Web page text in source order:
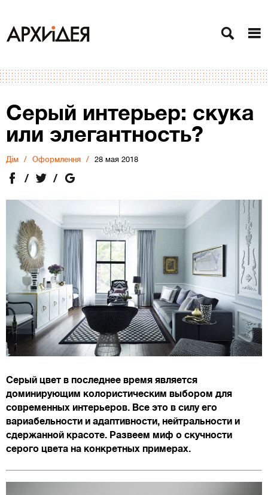
Серый интерьер: скука
или элегантность?
Дiм Оформлення 28 мая 2018
Серый цвет в последнее время является
доминирующим колористическим выбором для
современных интерьеров. Все это в силу его
вариабельности и адаптивности, нейтральности и
сдержанной красоте. Развеем миф о скучности
серого цвета на конкретных примерах.